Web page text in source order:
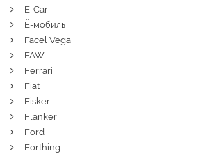
E-Car
Ё-мобиль
Facel Vega
FAW
Ferrari
Fiat
Fisker
Flanker
Ford
Forthing